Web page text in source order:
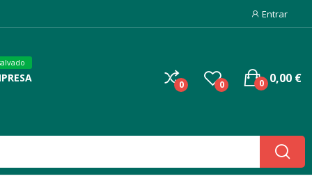
Entrar
0 0 0,00 €
0